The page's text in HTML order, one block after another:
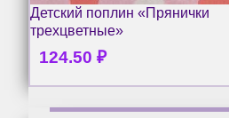
Детский поплин «Прянички
трехцветные»
124.50 ₽